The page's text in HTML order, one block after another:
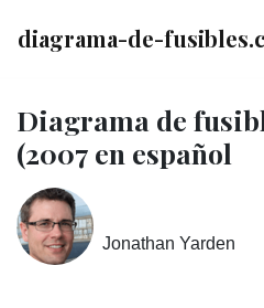
diagrama-de-
Diagrama de
(2007 en español
Jonathan Yarden